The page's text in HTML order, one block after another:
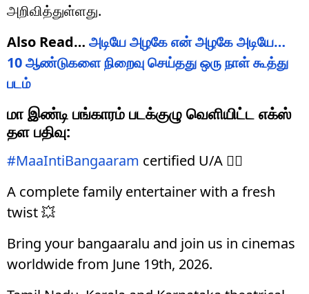
அறிவித்துள்ளது.
Also Read… அடியே அழகே என் அழகே அடியே…
10 ஆண்டுகளை நிறைவு செய்தது ஒரு நாள் கூத்து
படம்
மா இண்டி பங்காரம் படக்குழு வெளியிட்ட எக்ஸ்
தள பதிவு:
#MaaIntiBangaaram certified U/A ❤‍🔥
A complete family entertainer with a fresh
twist 💥
Bring your bangaaralu and join us in cinemas
worldwide from June 19th, 2026.